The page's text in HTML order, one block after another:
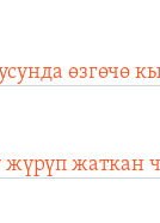
өзгөчө
жаткан